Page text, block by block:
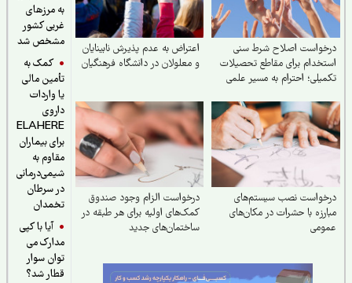
به مرزهای
غربی کشور
مشخص شد
کمک به
تأمین مالی
یا واردات
داروی
ELAHERE
برای بیماران
مقاوم به
شیمی‌درمانی
در سرطان
تخمدان
آیا با کپی
مدارک می
توان سوار
قطار شد؟
اصلاح شرط سنی
برای مقاطع تحصیلات
احترام به مسیر علمی
اعتراض به عدم پذیرش نابینایان
و معلولان در دانشگاه فرهنگیان
نصب سیستم‌های
با حشرات در مکان‌های
درخواست الزام وجود صندوق
کمک‌های اولیه برای هر طبقه در
ساختمان‌های جدید